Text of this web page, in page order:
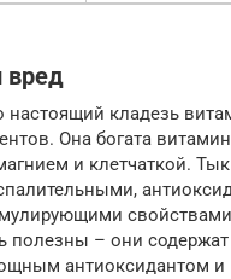
вред
настоящий кладезь
Она богата
и клетчаткой.
полезны – они
антиоксидантом и